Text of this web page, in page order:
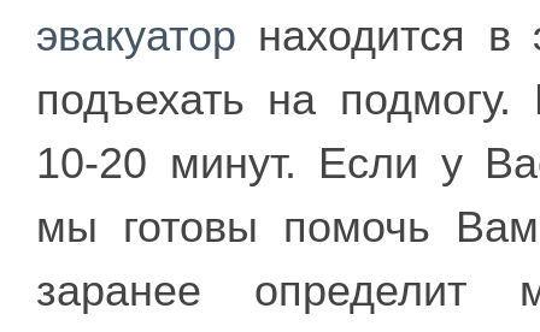
эвакуатор находится в
подъехать на
10-20 минут. Если у
мы готовы помочь
заранее